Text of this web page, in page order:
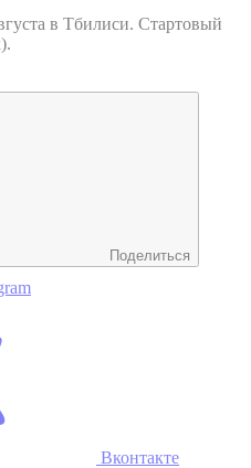
в Тбилиси. Стартовый
Поделиться
Вконтакте